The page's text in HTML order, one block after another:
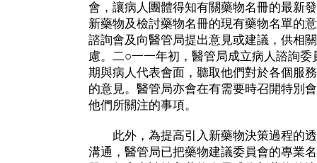
會，讓病人團體得知有關藥物名冊的最新
新藥物及檢討藥物名冊的現有藥物名單的
諮詢會及向醫管局提出意見或建議，供相
慮。二○一一年初，醫管局成立病人諮詢
期與病人代表會面，聽取他們對於各個服
的意見。醫管局亦會在有需要時召開特別
他們所關注的事項。
此外，為提高引入新藥物決策過程的透
溝通，醫管局已把藥物建議委員會的專業